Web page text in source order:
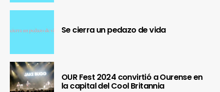
Se cierra un pedazo de vida
OUR Fest 2024 convirtió a Ourense en
la capital del Cool Britannia